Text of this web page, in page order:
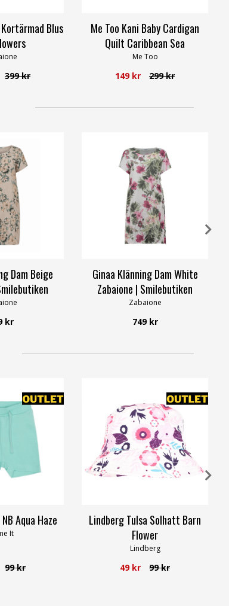
Blus
399 kr
Me Too Kani Baby Cardigan
Quilt Caribbean Sea
Me Too
149 kr 299 kr
Dam Beige
kr
Ginaa Klänning Dam White
Zabaione | Smilebutiken
Zabaione
749 kr
Aqua Haze
It
99 kr
Lindberg Tulsa Solhatt Barn
Flower
Lindberg
49 kr 99 kr